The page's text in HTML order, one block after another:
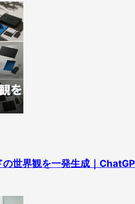
の世界観を一発生成｜